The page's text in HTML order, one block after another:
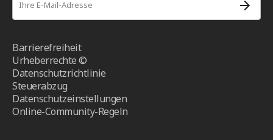
Barrierefreiheit
Urheberrechte ©
Datenschutzrichtlinie
Steuerabzug
Datenschutzeinstellungen
Online-Community-Regeln